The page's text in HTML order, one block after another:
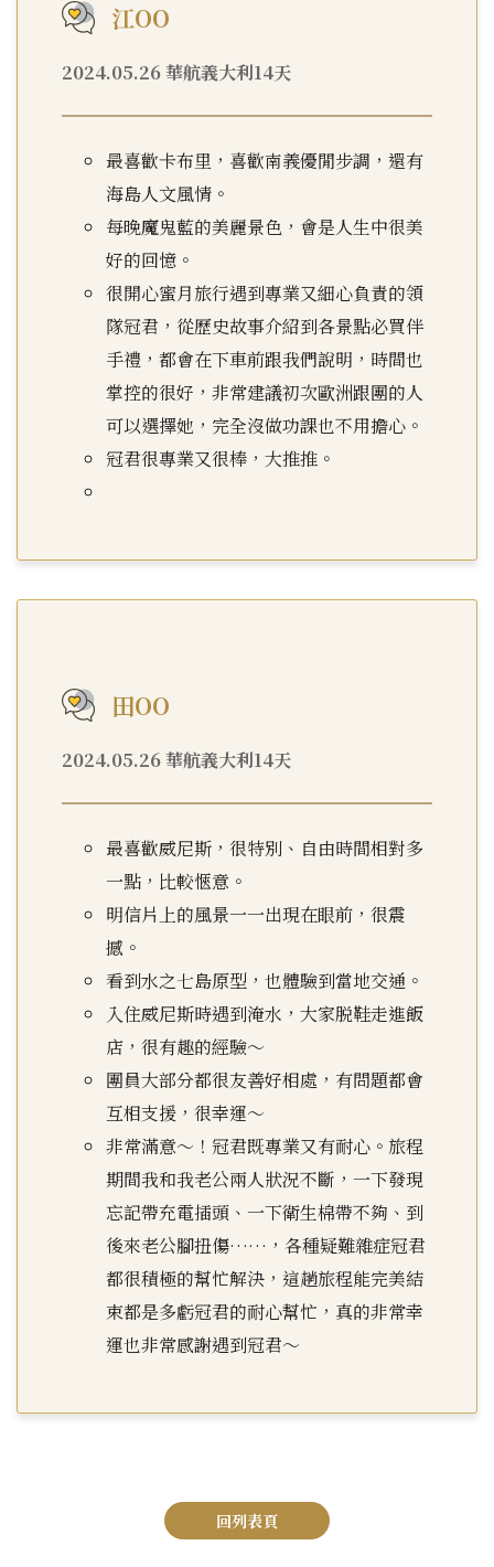
江OO
2024.05.26 華航義大利14天
最喜歡卡布里，喜歡南義優閒步調，還有
海島人文風情。
每晚魔鬼藍的美麗景色，會是人生中很美
好的回憶。
很開心蜜月旅行遇到專業又細心負責的領
隊冠君，從歷史故事介紹到各景點必買伴
手禮，都會在下車前跟我們說明，時間也
掌控的很好，非常建議初次歐洲跟團的人
可以選擇她，完全沒做功課也不用擔心。
冠君很專業又很棒，大推推。
田OO
2024.05.26 華航義大利14天
最喜歡威尼斯，很特別、自由時間相對多
一點，比較愜意。
明信片上的風景一一出現在眼前，很震
撼。
看到水之七島原型，也體驗到當地交通。
入住威尼斯時遇到淹水，大家脱鞋走進飯
店，很有趣的經驗～
團員大部分都很友善好相處，有問題都會
互相支援，很幸運～
非常滿意～！冠君既專業又有耐心。旅程
期間我和我老公兩人狀況不斷，一下發現
忘記帶充電插頭、一下衛生棉帶不夠、到
後來老公腳扭傷……，各種疑難雜症冠君
都很積極的幫忙解決，這趟旅程能完美結
束都是多虧冠君的耐心幫忙，真的非常幸
運也非常感謝遇到冠君～
回列表頁